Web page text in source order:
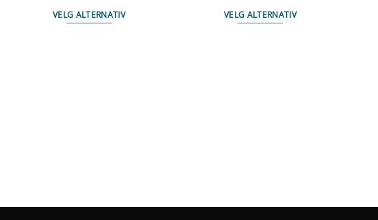
VELG ALTERNATIV VELG ALTERNATIV